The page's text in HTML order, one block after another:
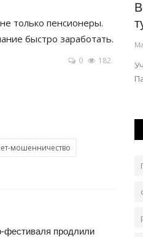
только пенсионеры.
быстро заработать.
0 182
мошенничество
фестиваля продлили
ВИЧ-инфекции
охвачены 99% людей,